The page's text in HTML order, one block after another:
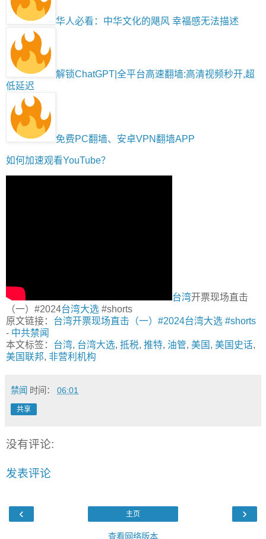
华人必看：中华文化的飓风 幸福感无法描述
解锁ChatGPT|全平台高速翻墙:高清视频秒开,超
低延迟
免费PC翻墙、安卓VPN翻墙APP
如何加速观看YouTube？
台湾开票现场直击
（一）#2024台湾大选 #shorts
原文链接： 台湾开票现场直击（一）#2024台湾大选 #shorts
- 中共禁闻
本文标签： 台湾, 台湾大选, 抵税, 推特, 油管, 美国 , 美国史话,
美国联邦, 非营利机构
禁闻 时间： 06:01
共享
没有评论:
发表评论
‹ ›
主页
查看网络版本